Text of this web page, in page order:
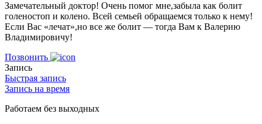
Замечательный доктор! Очень помог мне,забыла как болит
голеностоп и колено. Всей семьей обращаемся только к нему!
Если Вас «лечат»,но все же болит — тогда Вам к Валерию
Владимировичу!
Позвонить
Запись
Быстрая запись
Запись на время
Работаем без выходных